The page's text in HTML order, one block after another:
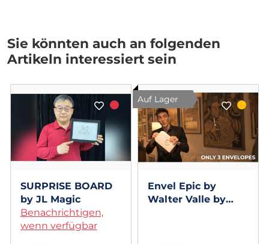
Sie könnten auch an folgenden
Artikeln interessiert sein
SURPRISE BOARD
by JL Magic
Benachrichtigen,
wenn verfügbar
Auf Lager
Envel Epic by
Walter Valle by